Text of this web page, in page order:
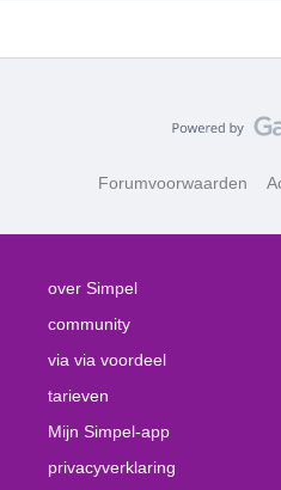
Forumvoorwaarden
over Simpel
community
via via voordeel
tarieven
Mijn Simpel-app
privacyverklaring